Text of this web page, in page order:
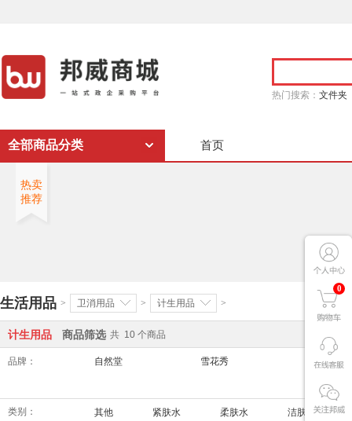
热门搜索： 文件夹
0
全部商品分类 首页
热卖
推荐
生活用品 > 卫消用品 > 计生用品 >
计生用品 商品筛选 共 10 个商品
品牌： 自然堂 雪花秀 兰芝
类别： 其他 紧肤水 柔肤水 洁肤水